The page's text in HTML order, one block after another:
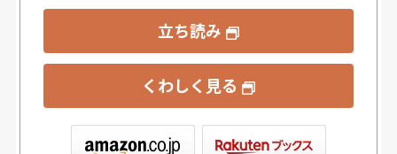
立ち読み
くわしく見る